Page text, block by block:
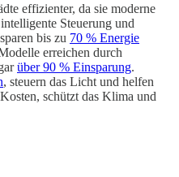
effizienter, da sie moderne
Steuerung und
bis zu 70 % Energie
erreichen durch
über 90 % Einsparung.
, steuern das Licht und helfen
schützt das Klima und